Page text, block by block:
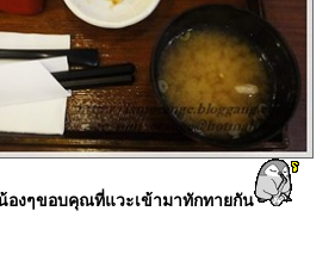
องๆขอบคุณที่แวะเข้ามาทักทายกัน